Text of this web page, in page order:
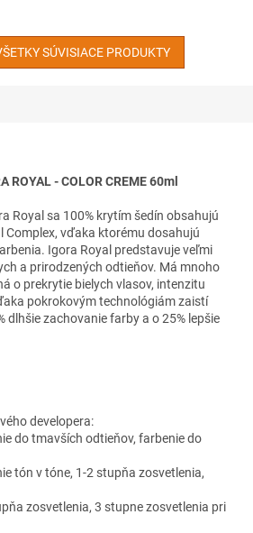
SÚVISIACE PRODUKTY
ROYAL - COLOR CREME 60ml
Royal sa 100% krytím šedín obsahujú
Complex, vďaka ktorému dosahujú
Igora Royal predstavuje veľmi
a prirodzených odtieňov. Má mnoho
o prekrytie bielych vlasov, intenzitu
pokrokovým technológiám zaistí
dlhšie zachovanie farby a o 25% lepšie
developera:
do tmavších odtieňov, farbenie do
tón v tóne, 1-2 stupňa zosvetlenia,
zosvetlenia, 3 stupne zosvetlenia pri